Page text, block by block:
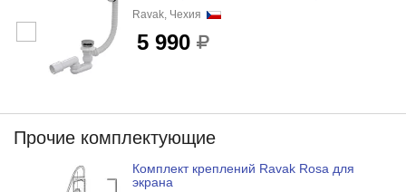
Ravak, Чехия
5 990
Прочие комплектующие
Комплект креплений Ravak Rosa для
экрана